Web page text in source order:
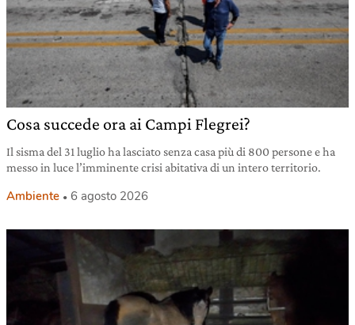
Cosa succede ora ai Campi Flegrei?
Il sisma del 31 luglio ha lasciato senza casa più di 800 persone e ha
messo in luce l’imminente crisi abitativa di un intero territorio.
Ambiente 6 agosto 2026